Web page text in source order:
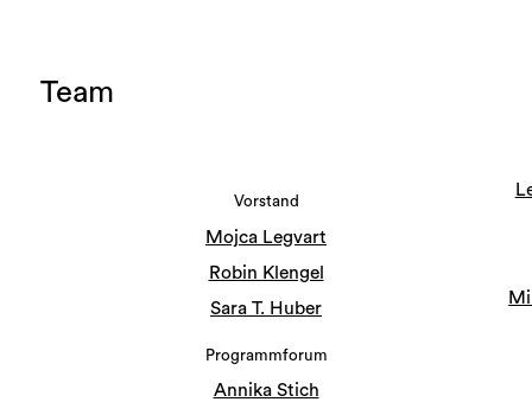
Team
Vorstand
Mojca Legvart
Robin Klengel
Sara T. Huber
Programmforum
Annika Stich